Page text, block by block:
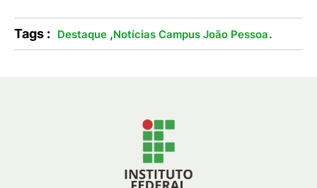
Tags : Destaque ,Notícias Campus João Pessoa.